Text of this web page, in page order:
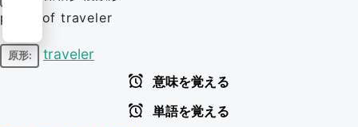
plural of traveler
原形: traveler
意味を覚える
単語を覚える